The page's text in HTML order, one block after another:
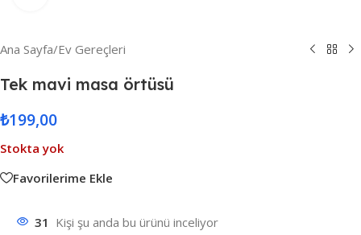
Ana Sayfa/Ev Gereçleri
Tek mavi masa örtüsü
₺199,00
Stokta yok
Favorilerime Ekle
31 Kişi şu anda bu ürünü inceliyor